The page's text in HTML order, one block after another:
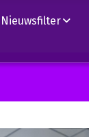
Nieuwsfilter